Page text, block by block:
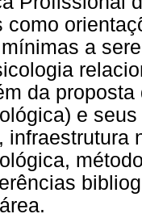
como
a
da
e
infraestrutura